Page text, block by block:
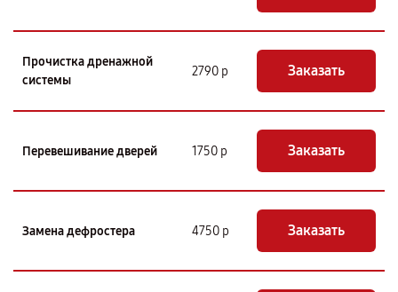
Прочистка дренажной
системы
2790 р Заказать
Перевешивание дверей 1750 р Заказать
Замена дефростера 4750 р Заказать